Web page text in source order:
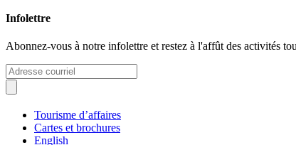
Infolettre
Abonnez-vous à notre infolettre et restez à l'affût des activités
Tourisme d’affaires
Cartes et brochures
English